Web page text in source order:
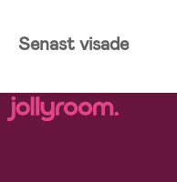
Senast visade